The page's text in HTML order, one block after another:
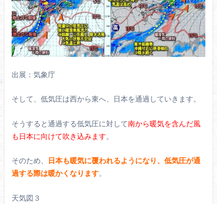
出展：気象庁
そして、低気圧は西から東へ、日本を通過していきます。
そうすると通過する低気圧に対して南から暖気を含んだ風
も 日本に向けて吹き込みます。
そのため、 日本も暖気に覆われるようになり、 低気圧が通
過する際は暖かくなります。
天気図３